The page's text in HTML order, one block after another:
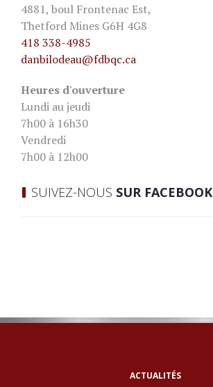
4881, boul Frontenac Est,
Thetford Mines G6H 4G8
418 338-4985
danbilodeau@fdbqc.ca
Heures d'ouverture
Lundi au jeudi
7h00 à 16h30
Vendredi
7h00 à 12h00
SUIVEZ-NOUS SUR FACEBOOK
ACTUALITÉS